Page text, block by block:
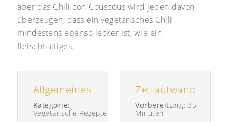
aber das Chili con Couscous wird jeden davon
überzeugen, dass ein vegetarisches Chili
mindestens ebenso lecker ist, wie ein
fleischhaltiges.
Zeitaufwand
Vorbereitung:35
Minuten
Allgemeines
Kategorie:
Vegetarische Rezepte